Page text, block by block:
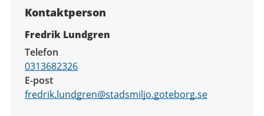
Kontaktperson
Fredrik Lundgren
Telefon
0313682326
E-post
fredrik.lundgren@stadsmiljo.goteborg.se